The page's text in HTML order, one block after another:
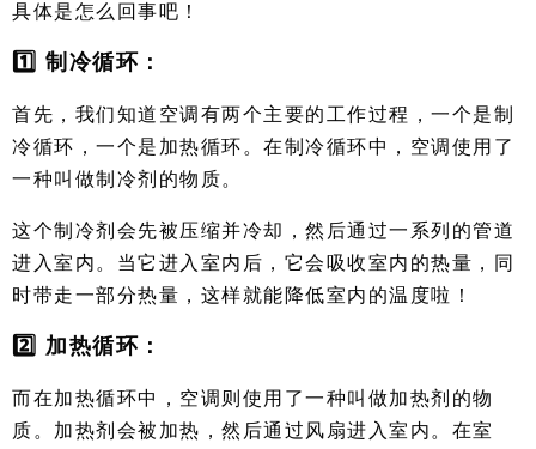
具体是怎么回事吧！
1️⃣ 制冷循环：
首先，我们知道空调有两个主要的工作过程，一个是制
冷循环，一个是加热循环。在制冷循环中，空调使用了
一种叫做制冷剂的物质。
这个制冷剂会先被压缩并冷却，然后通过一系列的管道
进入室内。当它进入室内后，它会吸收室内的热量，同
时带走一部分热量，这样就能降低室内的温度啦！
2️⃣ 加热循环：
而在加热循环中，空调则使用了一种叫做加热剂的物
质。加热剂会被加热，然后通过风扇进入室内。在室